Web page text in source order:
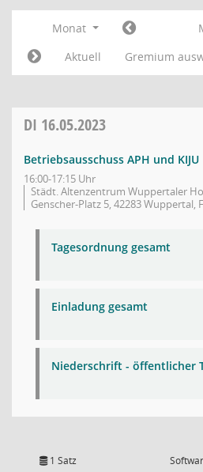
Monat
Aktuell
Gremium
DI 16.05.2023
Betriebsausschuss APH und KIJU
16:00-17:15 Uhr
Städt. Altenzentrum Wuppertaler
Genscher-Platz 5, 42283 Wuppertal,
Tagesordnung gesamt
Einladung gesamt
Niederschrift - öffentlicher
1 Satz